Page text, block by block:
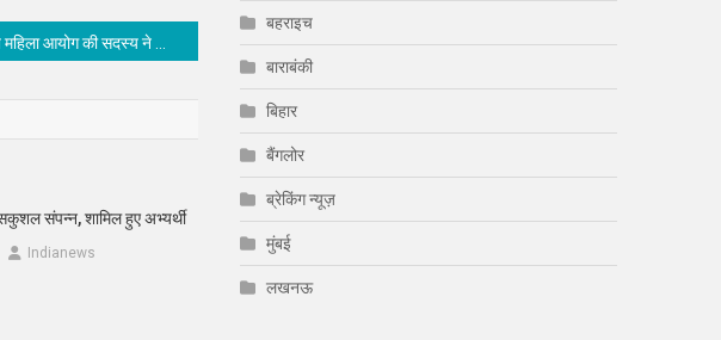
सकुशल संपन्न, शामिल हुए अभ्यर्थी
Indianews
बहराइच
बाराबंकी
बिहार
बैंगलोर
ब्रेकिंग न्यूज़
मुंबई
लखनऊ